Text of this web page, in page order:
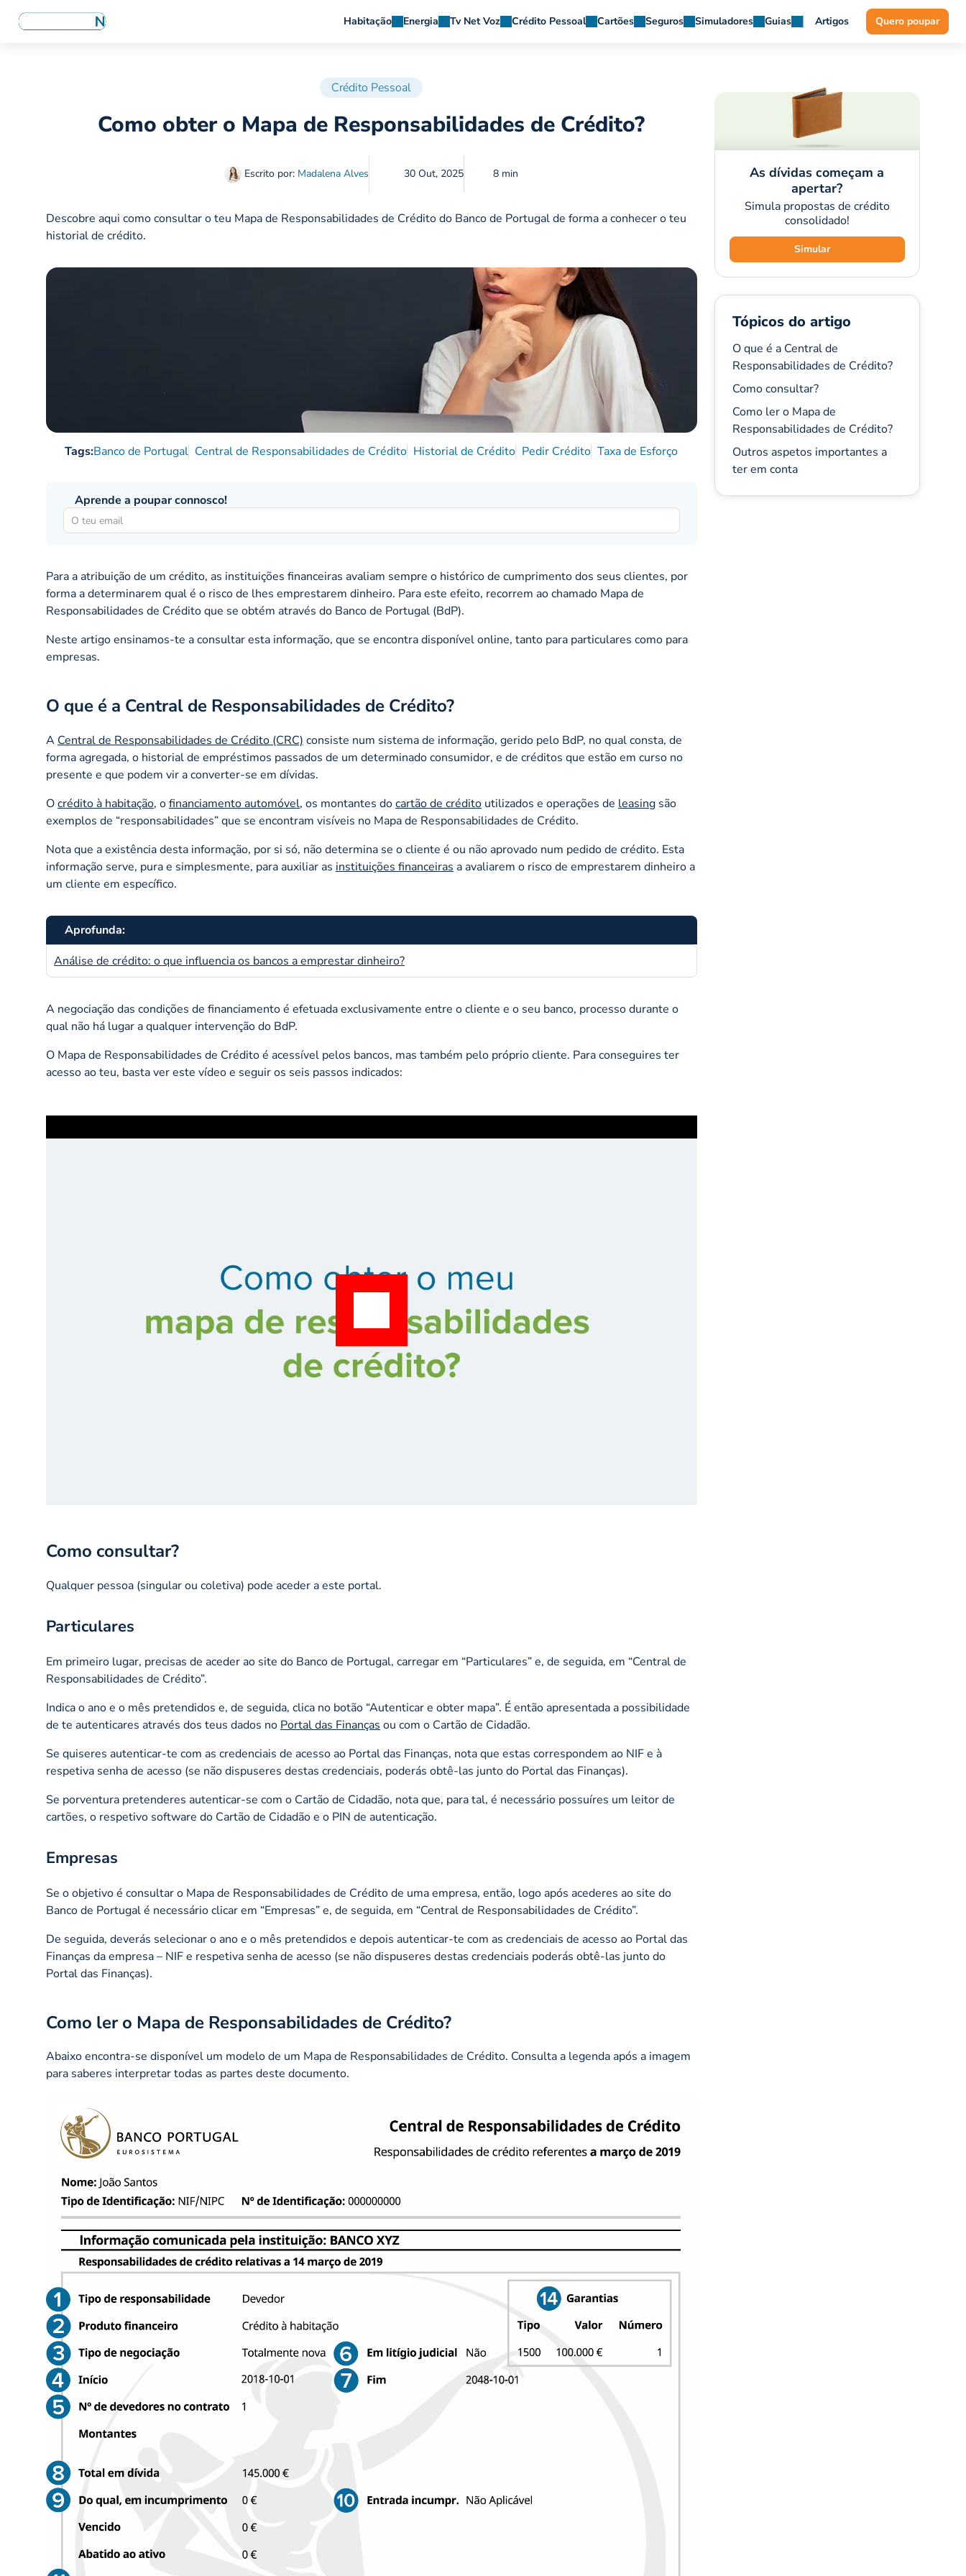
Habitação Energia Tv Net Voz Crédito Pessoal Cartões Seguros Simuladores Guias Artigos Quero poupar
Crédito Pessoal
Como obter o Mapa de Responsabilidades de Crédito?
Escrito por: Madalena Alves 30 Out, 2025 8 min
Descobre aqui como consultar o teu Mapa de Responsabilidades de Crédito do Banco de Portugal de forma a conhecer o teu
historial de crédito.
Tags:Banco de Portugal Central de Responsabilidades de Crédito Historial de Crédito Pedir Crédito Taxa de Esforço
Aprende a poupar connosco!
Para a atribuição de um crédito, as instituições financeiras avaliam sempre o histórico de cumprimento dos seus clientes, por
forma a determinarem qual é o risco de lhes emprestarem dinheiro. Para este efeito, recorrem ao chamado Mapa de
Responsabilidades de Crédito que se obtém através do Banco de Portugal (BdP).
Neste artigo ensinamos-te a consultar esta informação, que se encontra disponível online, tanto para particulares como para
empresas.
O que é a Central de Responsabilidades de Crédito?
A Central de Responsabilidades de Crédito (CRC) consiste num sistema de informação, gerido pelo BdP, no qual consta, de
forma agregada, o historial de empréstimos passados de um determinado consumidor, e de créditos que estão em curso no
presente e que podem vir a converter-se em dívidas.
Ocrédito à habitação, ofinanciamento automóvel, os montantes docartão de crédito utilizados e operações de leasing são
exemplos de “responsabilidades” que se encontram visíveis no Mapa de Responsabilidades de Crédito.
Nota que a existência desta informação, por si só, não determina se o cliente é ou não aprovado num pedido de crédito. Esta
informação serve, pura e simplesmente, para auxiliar as instituições financeiras a avaliarem o risco de emprestarem dinheiro a
um cliente em específico.
Aprofunda:
Análise de crédito: o que influencia os bancos a emprestar dinheiro?
A negociação das condições de financiamento é efetuada exclusivamente entre o cliente e o seu banco, processo durante o
qual não há lugar a qualquer intervenção do BdP.
O Mapa de Responsabilidades de Crédito é acessível pelos bancos, mas também pelo próprio cliente. Para conseguires ter
acesso ao teu, basta ver este vídeo e seguir os seis passos indicados:
Como consultar?
Qualquer pessoa (singular ou coletiva) pode aceder a este portal.
Particulares
Em primeiro lugar, precisas de aceder ao site do Banco de Portugal, carregar em “Particulares” e, de seguida, em “Central de
Responsabilidades de Crédito”.
Indica o ano e o mês pretendidos e, de seguida, clica no botão “Autenticar e obter mapa”. É então apresentada a possibilidade
de te autenticares através dos teus dados no Portal das Finanças ou com o Cartão de Cidadão.
Se quiseres autenticar-te com as credenciais de acesso ao Portal das Finanças, nota que estas correspondem ao NIF e à
respetiva senha de acesso (se não dispuseres destas credenciais, poderás obtê-las junto do Portal das Finanças).
Se porventura pretenderes autenticar-se com o Cartão de Cidadão, nota que, para tal, é necessário possuíres um leitor de
cartões, o respetivo software do Cartão de Cidadão e o PIN de autenticação.
Empresas
Se o objetivo é consultar o Mapa de Responsabilidades de Crédito de uma empresa, então, logo após acederes ao site do
Banco de Portugal é necessário clicar em “Empresas” e, de seguida, em “Central de Responsabilidades de Crédito”.
De seguida, deverás selecionar o ano e o mês pretendidos e depois autenticar-te com as credenciais de acesso ao Portal das
Finanças da empresa – NIF e respetiva senha de acesso (se não dispuseres destas credenciais poderás obtê-las junto do
Portal das Finanças).
Como ler o Mapa de Responsabilidades de Crédito?
Abaixo encontra-se disponível um modelo de um Mapa de Responsabilidades de Crédito. Consulta a legenda após a imagem
para saberes interpretar todas as partes deste documento.
As dívidas começam a
apertar?
Simula propostas de crédito
consolidado!
Simular
Tópicos do artigo
O que é a Central de
Responsabilidades de Crédito?
Como consultar?
Como ler o Mapa de
Responsabilidades de Crédito?
Outros aspetos importantes a
ter em conta